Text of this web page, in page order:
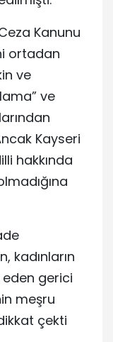
Kanunu
ortadan
ve
ve
Kayseri
hakkında
kadınların
gerici
meşru
çekti